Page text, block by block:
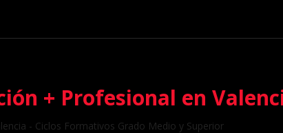
+ Profesional en
- Ciclos Formativos Grado Medio y Superior